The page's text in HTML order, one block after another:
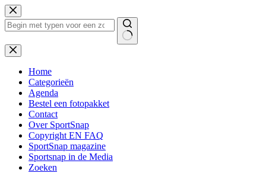
Ga
naar
de
Geen
resultaten
Home
Categorieën
Agenda
Bestel een fotopakket
Contact
Over SportSnap
Copyright EN FAQ
SportSnap magazine
Sportsnap in de Media
Zoeken